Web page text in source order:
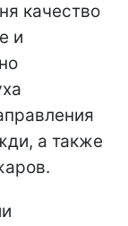
качество
и
а также